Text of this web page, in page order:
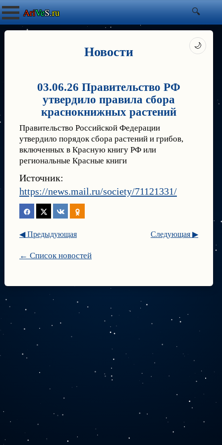
AriVeS.ru
Новости
03.06.26 Правительство РФ
утвердило правила сбора
краснокнижных растений
Правительство Российской Федерации
утвердило порядок сбора растений и грибов,
включенных в Красную книгу РФ или
региональные Красные книги
Источник:
https://news.mail.ru/society/71121331/
Следующая ▶
◀ Предыдующая
← Список новостей
🌙